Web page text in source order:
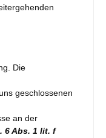
Die
geschlossenen
an der
6 Abs. 1 lit. f